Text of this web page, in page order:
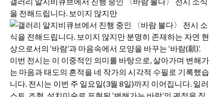
을 전해드립니다. 보이지 않지만